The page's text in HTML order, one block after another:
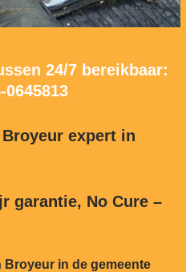
24/7 bereikbaar:
0645813
expert in
garantie, No Cure –
in de gemeente